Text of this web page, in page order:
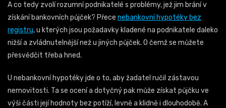
A co tedy zvolí rozumní podnikatelé s problémy, jež jim brání v
získání bankovních půjček? Přece nebankovní hypotéky bez
registru, u kterých jsou požadavky kladené na podnikatele daleko
nižší a zvládnutelnější než u jiných půjček. O čemž se můžete
přesvědčit třeba hned.
U nebankovní hypotéky jde o to, aby žadatel ručil zástavou
nemovitosti. Ta se ocení a dotyčný pak může získat půjčku ve
výši části její hodnoty bez potíží, levně a klidně i dlouhodobě. A